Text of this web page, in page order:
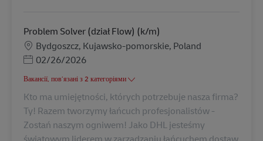
Problem Solver (dział Flow) (k/m)
Місцезнаходження
Bydgoszcz, Kujawsko-pomorskie, Poland
Posted Date
02/26/2026
Вакансії, пов’язані з 2 категоріями
Kto ma umiejętności, których potrzebuje nasza firma?
Ty! Razem tworzymy łańcuch profesjonalistów -
Zostań naszym ogniwem! Jako DHL jesteśmy
światowym liderem w zarządzaniu łańcuchem dostaw